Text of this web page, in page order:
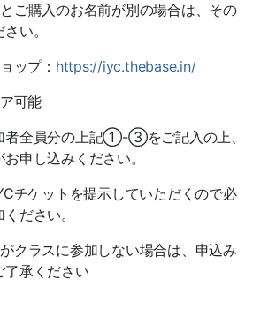
ご購入のお名前が別の場合は、その
い。
ップ： https://iyc.thebase.in/
可能
者全員分の上記①-③をご記入の上、
申し込みください。
チケットを提示していただくので必
ださい。
クラスに参加しない場合は、申込み
了承ください